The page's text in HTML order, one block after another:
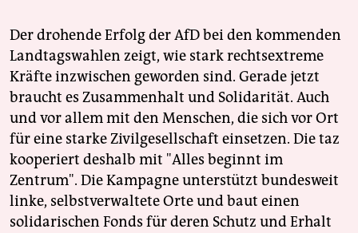
Der drohende Erfolg der AfD bei den kommenden
Landtagswahlen zeigt, wie stark rechtsextreme
Kräfte inzwischen geworden sind. Gerade jetzt
braucht es Zusammenhalt und Solidarität. Auch
und vor allem mit den Menschen, die sich vor Ort
für eine starke Zivilgesellschaft einsetzen. Die taz
kooperiert deshalb mit "Alles beginnt im
Zentrum". Die Kampagne unterstützt bundesweit
linke, selbstverwaltete Orte und baut einen
solidarischen Fonds für deren Schutz und Erhalt